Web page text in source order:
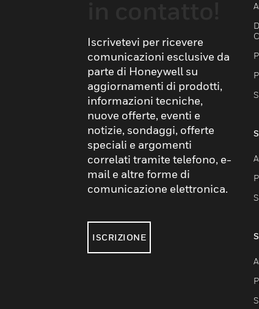
Iscrivetevi per ricevere
comunicazioni esclusive da
parte di Honeywell su
aggiornamenti di prodotti,
informazioni tecniche,
nuove offerte, eventi e
notizie, sondaggi, offerte
speciali e argomenti
correlati tramite telefono, e-
mail e altre forme di
comunicazione elettronica.
ISCRIZIONE